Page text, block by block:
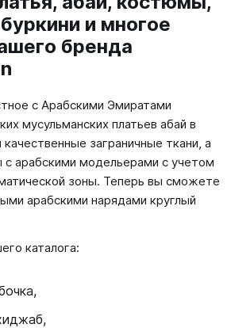
и многое
бренда
с Арабскими Эмиратами
мусульманских платьев абай в
заграничные ткани, а
с арабскими модельерами с учетом
зоны. Теперь вы сможете
арабскими нарядами круглый
каталога: